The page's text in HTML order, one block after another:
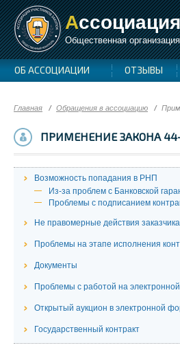
А
Общественная организация
ОБ АССОЦИАЦИИ ОТЗЫВЫ
Главная Обращения в ассоциацию
ПРИМЕНЕНИЕ ЗАКОНА
Возможность попадания в РНП
Из-за проблем с Банковской
Проблемы с подписанием
Не правомерные действия заказчика
Проблемы на этапе исполнения
Документы
Проблемы с работой на
Открытый аукцион в электронной
Государственный контракт